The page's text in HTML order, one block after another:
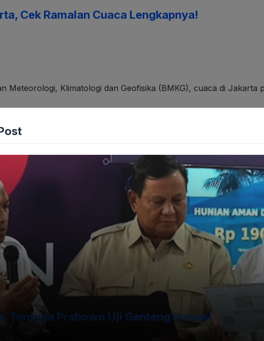
Cek Ramalan Cuaca Lengkapnya!
Meteorologi, Klimatologi dan Geofisika (BMKG), cuaca di Jakarta
Capek-capek Datang?"
Subianto dan Presiden ke-7 RI Joko Widodo di Solo, Minggu
Terduga Prabowo Uji Genteng Inovasi